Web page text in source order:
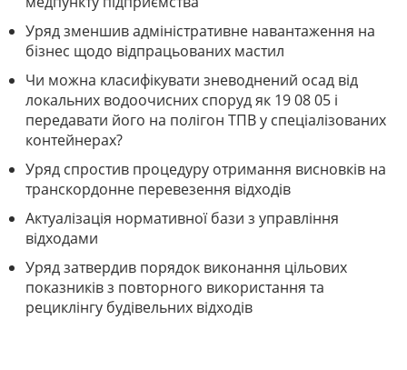
Уряд зменшив адміністративне навантаження на
бізнес щодо відпрацьованих мастил
Чи можна класифікувати зневоднений осад від
локальних водоочисних споруд як 19 08 05 і
передавати його на полігон ТПВ у спеціалізованих
контейнерах?
Уряд спростив процедуру отримання висновків на
транскордонне перевезення відходів
Актуалізація нормативної бази з управління
відходами
Уряд затвердив порядок виконання цільових
показників з повторного використання та
рециклінгу будівельних відходів